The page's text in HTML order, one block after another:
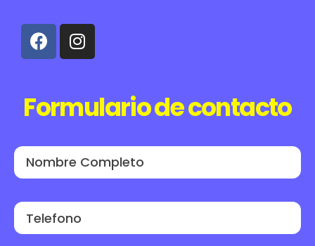
Formulario de contacto